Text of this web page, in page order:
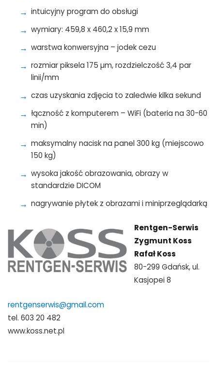
intuicyjny program do obsługi
wymiary: 459,8 x 460,2 x 15,9 mm
warstwa konwersyjna – jodek cezu
rozmiar piksela 175 µm, rozdzielczość 3,4 par
linii/mm
czas uzyskania zdjęcia to zaledwie kilka sekund
łączność z komputerem – WiFi (bateria na 30-60
min)
maksymalny nacisk na panel 300 kg (miejscowo
150 kg)
wysoka jakość obrazowania, obrazy w
standardzie DICOM
nagrywanie płytek z obrazami i miniprzeglądarką
Rentgen-Serwis
Zygmunt Koss
Rafał Koss
80-299 Gdańsk, ul.
Kasjopei 8
rentgenserwis@gmail.com
tel. 603 20 482
www.koss.net.pl